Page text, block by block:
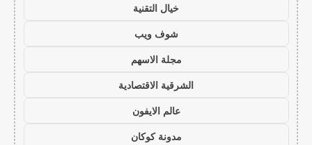
خيال التقنية
شوف ويب
مجلة الاسهم
الشرقية الاقتصادية
عالم الايفون
مدونة كوكان